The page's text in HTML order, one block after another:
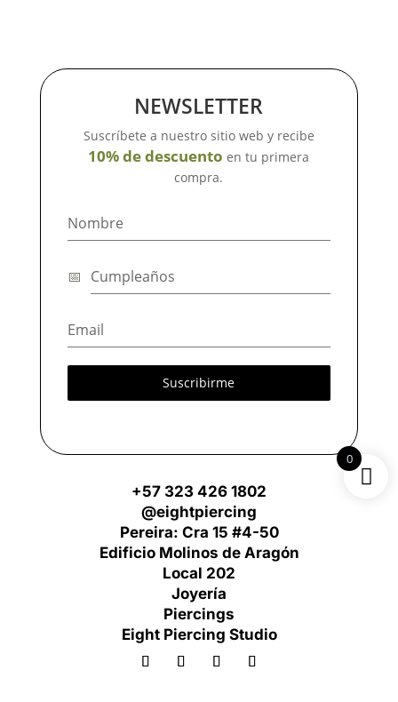
NEWSLETTER
Suscríbete a nuestro sitio web y recibe
10% de descuento en tu primera
compra.
Suscribirme
+57 323 426 1802
@eightpiercing
Pereira: Cra 15 #4-50
Edificio Molinos de Aragón
Local 202
Joyería
Piercings
Eight Piercing Studio
0